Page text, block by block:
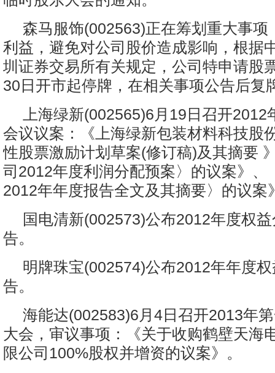
森马服饰(002563)正在筹划重大事项
利益，避免对公司股价造成影响，根据
圳证券交易所有关规定，公司特申请股
30日开市起停牌，在相关事项公告后复
上海绿新(002565)6月19日召开2012
会议议案：《上海绿新包装材料科技股
性股票激励计划草案(修订稿)及其摘要
司2012年度利润分配预案〉的议案》、
2012年年度报告全文及其摘要〉的议案
国电清新(002573)公布2012年度权
告。
明牌珠宝(002574)公布2012年年度
告。
海能达(002583)6月4日召开2013年
大会，审议事项：《关于收购鹤壁天海
限公司100%股权并增资的议案》。